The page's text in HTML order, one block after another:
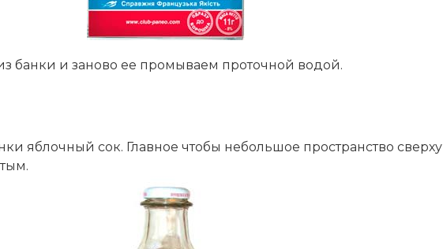
банки и заново ее промываем проточной водой.
яблочный сок. Главное чтобы небольшое пространство сверху